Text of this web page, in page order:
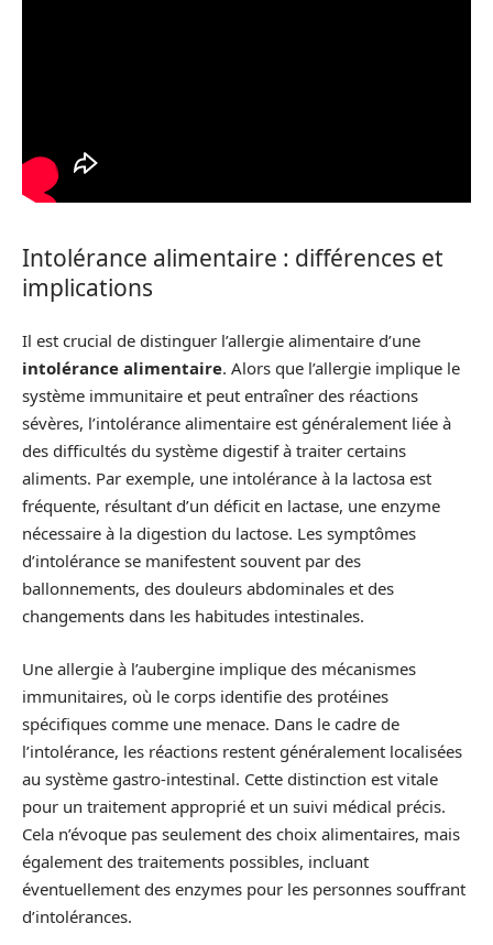
Intolérance alimentaire : différences et
implications
Il est crucial de distinguer l’allergie alimentaire d’une
intolérance alimentaire. Alors que l’allergie implique le
système immunitaire et peut entraîner des réactions
sévères, l’intolérance alimentaire est généralement liée à
des difficultés du système digestif à traiter certains
aliments. Par exemple, une intolérance à la lactosa est
fréquente, résultant d’un déficit en lactase, une enzyme
nécessaire à la digestion du lactose. Les symptômes
d’intolérance se manifestent souvent par des
ballonnements, des douleurs abdominales et des
changements dans les habitudes intestinales.
Une allergie à l’aubergine implique des mécanismes
immunitaires, où le corps identifie des protéines
spécifiques comme une menace. Dans le cadre de
l’intolérance, les réactions restent généralement localisées
au système gastro-intestinal. Cette distinction est vitale
pour un traitement approprié et un suivi médical précis.
Cela n’évoque pas seulement des choix alimentaires, mais
également des traitements possibles, incluant
éventuellement des enzymes pour les personnes souffrant
d’intolérances.